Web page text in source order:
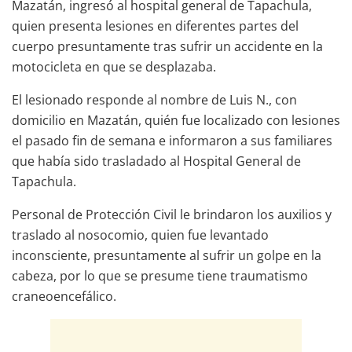
Mazatán, ingresó al hospital general de Tapachula,
quien presenta lesiones en diferentes partes del
cuerpo presuntamente tras sufrir un accidente en la
motocicleta en que se desplazaba.
El lesionado responde al nombre de Luis N., con
domicilio en Mazatán, quién fue localizado con lesiones
el pasado fin de semana e informaron a sus familiares
que había sido trasladado al Hospital General de
Tapachula.
Personal de Protección Civil le brindaron los auxilios y
traslado al nosocomio, quien fue levantado
inconsciente, presuntamente al sufrir un golpe en la
cabeza, por lo que se presume tiene traumatismo
craneoencefálico.